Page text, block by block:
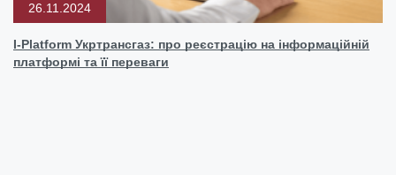
26.11.2024
I-Platform Укртрансгаз: про реєстрацію на інформаційній
платформі та її переваги